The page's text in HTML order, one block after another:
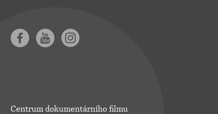
Centrum dokumentárního filmu